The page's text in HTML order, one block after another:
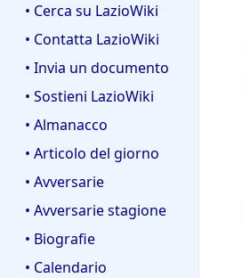
• Cerca su LazioWiki
• Contatta LazioWiki
• Invia un documento
• Sostieni LazioWiki
• Almanacco
• Articolo del giorno
• Avversarie
• Avversarie stagione
• Biografie
• Calendario